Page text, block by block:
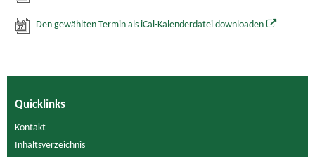
Den gewählten Termin als iCal-Kalenderdatei downloaden
Quicklinks
Kontakt
Inhaltsverzeichnis